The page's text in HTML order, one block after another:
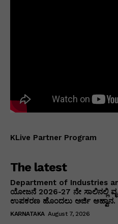
KLive Partner Program
The latest
Department of Industries
ಯೋಜನೆ 2026-27 ನೇ ಸಾಲಿನಲ್ಲಿ
ಉಪಕರಣ ಹೊಂದಲು ಅರ್ಜಿ ಆಹ್ವಾನ.
KARNATAKA August 7, 2026